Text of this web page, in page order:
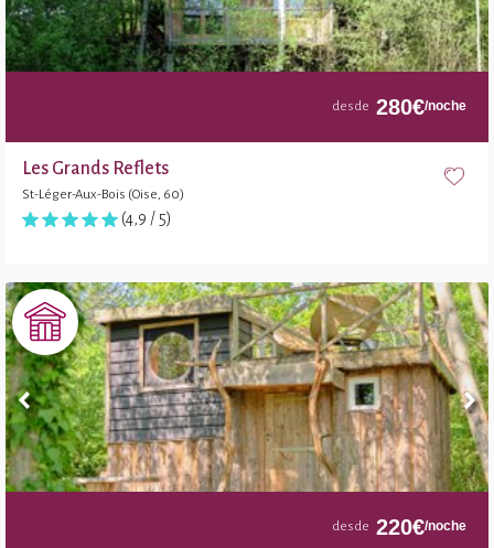
desde 280€/noche
Les Grands Reflets
St-Léger-Aux-Bois (Oise, 60)
(4,9 / 5)
desde 220€/noche